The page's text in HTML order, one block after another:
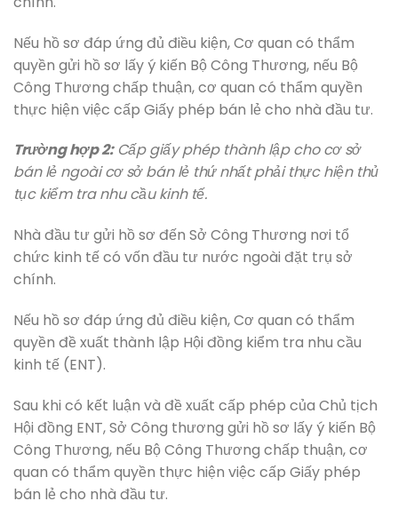
Nếu hồ sơ đáp ứng đủ điều kiện, Cơ quan có thẩm
quyền gửi hồ sơ lấy ý kiến Bộ Công Thương, nếu Bộ
Công Thương chấp thuận, cơ quan có thẩm quyền
thực hiện việc cấp Giấy phép bán lẻ cho nhà đầu tư.
Trường hợp 2:Cấp giấy phép thành lập cho cơ sở
bán lẻ ngoài cơ sở bán lẻ thứ nhất phải thực hiện thủ
tục kiểm tra nhu cầu kinh tế.
Nhà đầu tư gửi hồ sơ đến Sở Công Thương nơi tổ
chức kinh tế có vốn đầu tư nước ngoài đặt trụ sở
chính.
Nếu hồ sơ đáp ứng đủ điều kiện, Cơ quan có thẩm
quyền đề xuất thành lập Hội đồng kiểm tra nhu cầu
kinh tế (ENT).
Sau khi có kết luận và đề xuất cấp phép của Chủ tịch
Hội đồng ENT, Sở Công thương gửi hồ sơ lấy ý kiến Bộ
Công Thương, nếu Bộ Công Thương chấp thuận, cơ
quan có thẩm quyền thực hiện việc cấp Giấy phép
bán lẻ cho nhà đầu tư.